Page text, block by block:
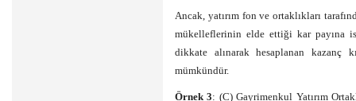
Ancak, yatırım fon ve ortaklıkları
mükelleflerinin elde ettiği kar payına
dikkate alınarak hesaplanan kazanç
mümkündür.
Örnek 3: (C) Gayrimenkul Yatırım